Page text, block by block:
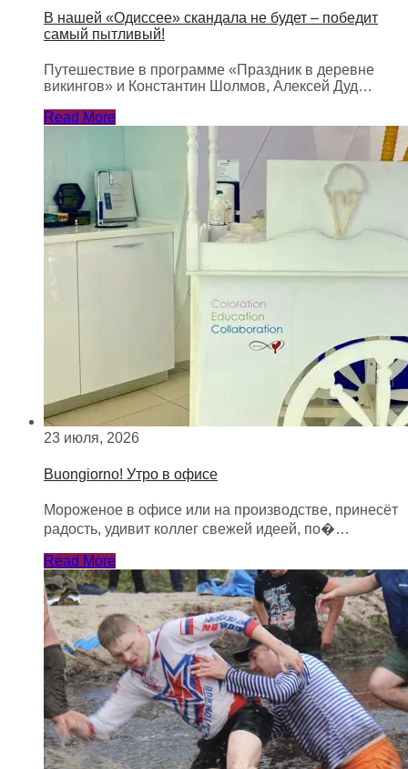
В нашей «Одиссее» скандала не будет – победит
самый пытливый!
Путешествие в программе «Праздник в деревне
викингов» и Константин Шолмов, Алексей Дуд…
Read More
23 июля, 2026
Buongiorno! Утро в офисе
Мороженое в офисе или на производстве, принесёт
радость, удивит коллег свежей идеей, по�…
Read More